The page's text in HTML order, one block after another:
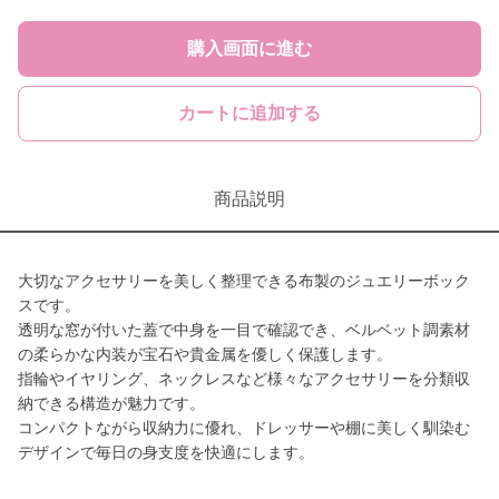
購入画面に進む
カートに追加する
商品説明
大切なアクセサリーを美しく整理できる布製のジュエリーボック
スです。
透明な窓が付いた蓋で中身を一目で確認でき、ベルベット調素材
の柔らかな内装が宝石や貴金属を優しく保護します。
指輪やイヤリング、ネックレスなど様々なアクセサリーを分類収
納できる構造が魅力です。
コンパクトながら収納力に優れ、ドレッサーや棚に美しく馴染む
デザインで毎日の身支度を快適にします。